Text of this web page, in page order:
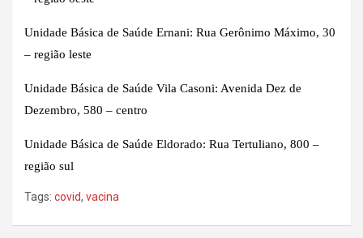
Unidade Básica de Saúde Ernani: Rua Gerônimo Máximo, 30
– região leste
Unidade Básica de Saúde Vila Casoni: Avenida Dez de
Dezembro, 580 – centro
Unidade Básica de Saúde Eldorado: Rua Tertuliano, 800 –
região sul
Tags: covid, vacina